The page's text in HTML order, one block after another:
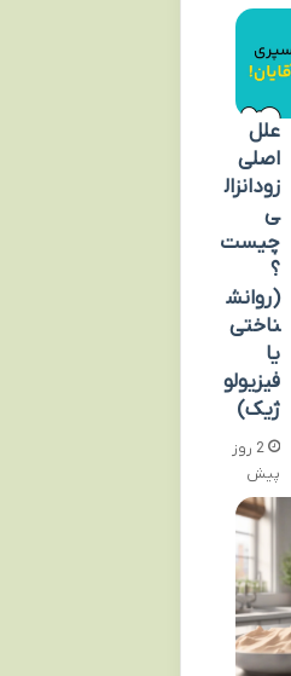
علل
اصلی
زودانزال
ی
چیست
؟
(روانش
ناختی
یا
فیزیولو
ژیک)
2 روز
پیش